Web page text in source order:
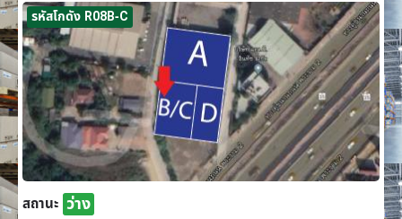
รหัสโกดัง R08B-C
สถานะ ว่าง